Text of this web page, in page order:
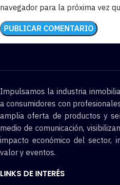
navegador para la próxima vez
Impulsamos la industria
a consumidores con
amplia oferta de productos y
medio de comunicación,
impacto económico del sector,
valor y eventos.
LINKS DE INTERÉS